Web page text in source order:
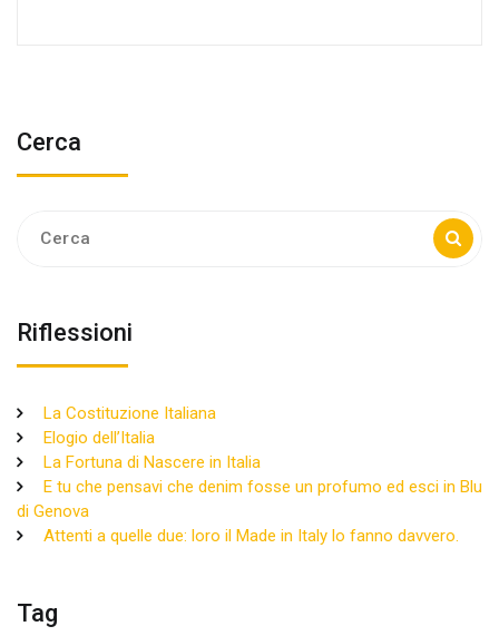
Cerca
Riflessioni
La Costituzione Italiana
Elogio dell’Italia
La Fortuna di Nascere in Italia
E tu che pensavi che denim fosse un profumo ed esci in Blu
di Genova
Attenti a quelle due: loro il Made in Italy lo fanno davvero.
Tag